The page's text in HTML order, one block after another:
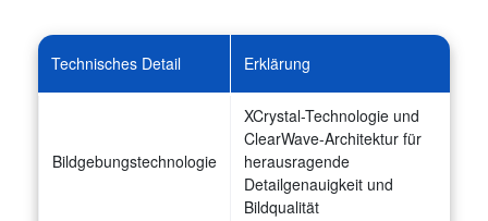
Technisches Detail Erklärung
Bildgebungstechnologie
XCrystal-Technologie und
ClearWave-Architektur für
herausragende
Detailgenauigkeit und
Bildqualität